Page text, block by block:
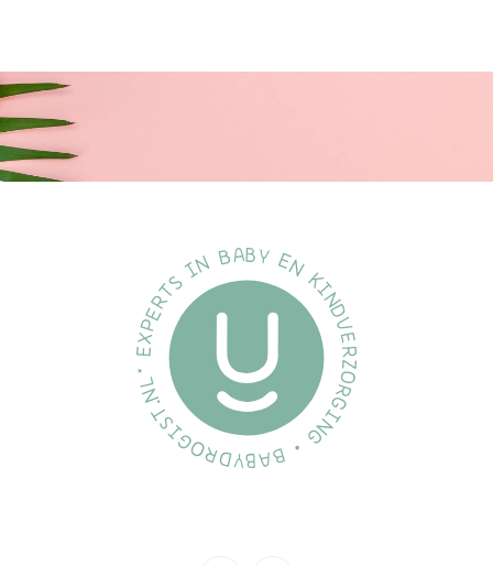
kleurvariaties optreden.
Kwaliteit:
Ontworpen en vervaardigd in Denemarken/EU.
Voldoet aan de Europese norm EN 1400+A2.
We ontwikkelen onze producten met de grootste zorg voor de
planeet en voor de kinderen die deze zullen erven.
Specificatie's:
Fopspeen
5713795198962